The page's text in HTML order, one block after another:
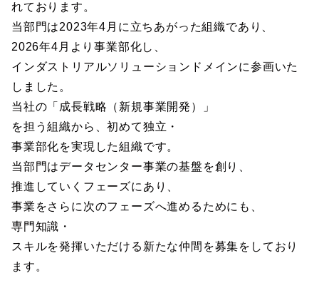
れております。
当部門は2023年4月に立ちあがった組織であり、
2026年4月より事業部化し、
インダストリアルソリューションドメインに参画いた
しました。
当社の「成長戦略（新規事業開発）」
を担う組織から、初めて独立・
事業部化を実現した組織です。
当部門はデータセンター事業の基盤を創り、
推進していくフェーズにあり、
事業をさらに次のフェーズへ進めるためにも、
専門知識・
スキルを発揮いただける新たな仲間を募集をしており
ます。